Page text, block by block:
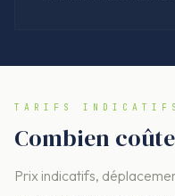
TARIFS INDICATIFS
Combien
Prix indicatifs,